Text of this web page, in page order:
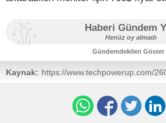
Haberi Gündem
Henüz oy almadı
Gündemdekileri Göster
Kaynak: https://www.techpowerup.com/
raptor-monitor-27-ips-2560-x-